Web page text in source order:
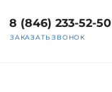
8 (846) 233-52-50
ЗАКАЗАТЬ ЗВОНОК